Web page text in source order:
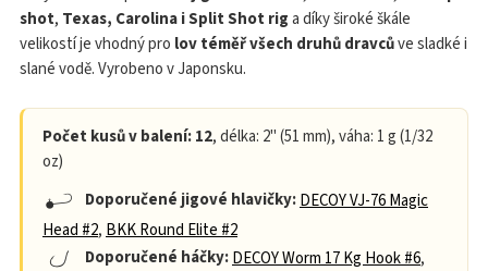
shot, Texas, Carolina i Split Shot riga díky široké škále
velikostí je vhodný pro lov téměř všech druhů dravcůve sladké i
slané vodě. Vyrobeno v Japonsku.
Počet kusů v balení: 12, délka: 2" (51 mm), váha: 1 g (1/32
oz)
Doporučené jigové hlavičky:DECOY VJ-76 Magic
Head #2, BKK Round Elite #2
Doporučené háčky:DECOY Worm 17 Kg Hook #6,